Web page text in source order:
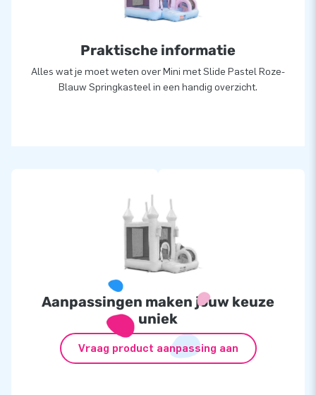
Praktische informatie
Alles wat je moet weten over Mini met Slide Pastel Roze-
Blauw Springkasteel in een handig overzicht.
Aanpassingen maken jouw keuze
uniek
Vraag product aanpassing aan